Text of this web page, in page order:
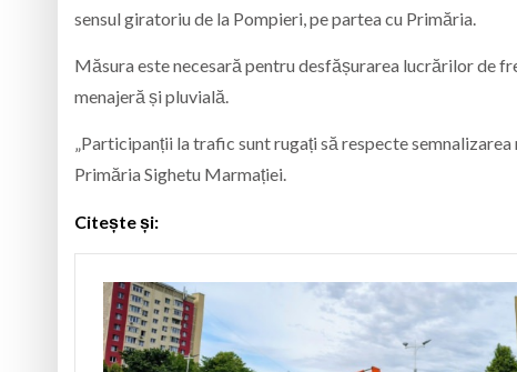
sensul giratoriu de la Pompieri, pe partea cu Primăria.
Măsura este necesară pentru desfășurarea lucrărilor de
menajeră și pluvială.
„Participanții la trafic sunt rugați să respecte
Primăria Sighetu Marmației.
Citește și: